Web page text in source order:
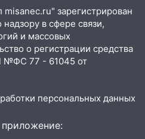
сами
ливнёвки, не
ломать город:
рухнул
обманули
преподавателя
зарегистрирован
в сфере связи,
и массовых
о регистрации средства
№ФС 77 - 61045 от
персональных данных
приложение: